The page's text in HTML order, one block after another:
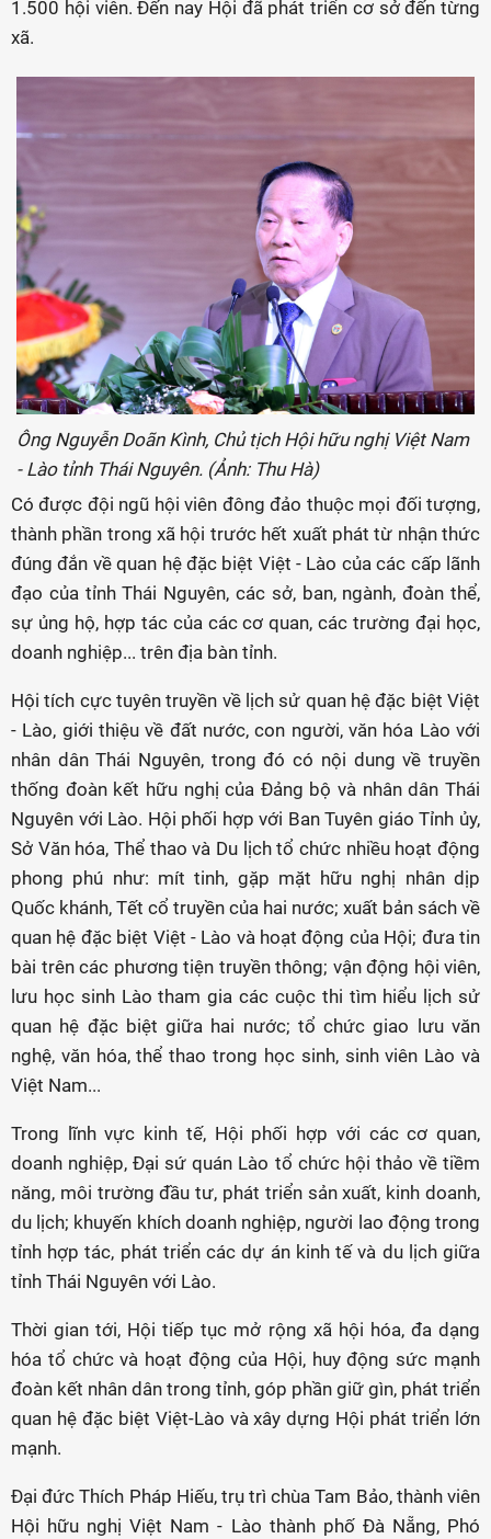
1.500 hội viên. Đến nay Hội đã phát triển cơ sở đến từng
xã.
Ông Nguyễn Doãn Kình, Chủ tịch Hội hữu nghị Việt Nam
- Lào tỉnh Thái Nguyên. (Ảnh: Thu Hà)
Có được đội ngũ hội viên đông đảo thuộc mọi đối tượng,
thành phần trong xã hội trước hết xuất phát từ nhận thức
đúng đắn về quan hệ đặc biệt Việt - Lào của các cấp lãnh
đạo của tỉnh Thái Nguyên, các sở, ban, ngành, đoàn thể,
sự ủng hộ, hợp tác của các cơ quan, các trường đại học,
doanh nghiệp... trên địa bàn tỉnh.
Hội tích cực tuyên truyền về lịch sử quan hệ đặc biệt Việt
- Lào, giới thiệu về đất nước, con người, văn hóa Lào với
nhân dân Thái Nguyên, trong đó có nội dung về truyền
thống đoàn kết hữu nghị của Đảng bộ và nhân dân Thái
Nguyên với Lào. Hội phối hợp với Ban Tuyên giáo Tỉnh ủy,
Sở Văn hóa, Thể thao và Du lịch tổ chức nhiều hoạt động
phong phú như: mít tinh, gặp mặt hữu nghị nhân dịp
Quốc khánh, Tết cổ truyền của hai nước; xuất bản sách về
quan hệ đặc biệt Việt - Lào và hoạt động của Hội; đưa tin
bài trên các phương tiện truyền thông; vận động hội viên,
lưu học sinh Lào tham gia các cuộc thi tìm hiểu lịch sử
quan hệ đặc biệt giữa hai nước; tổ chức giao lưu văn
nghệ, văn hóa, thể thao trong học sinh, sinh viên Lào và
Việt Nam...
Trong lĩnh vực kinh tế, Hội phối hợp với các cơ quan,
doanh nghiệp, Đại sứ quán Lào tổ chức hội thảo về tiềm
năng, môi trường đầu tư, phát triển sản xuất, kinh doanh,
du lịch; khuyến khích doanh nghiệp, người lao động trong
tỉnh hợp tác, phát triển các dự án kinh tế và du lịch giữa
tỉnh Thái Nguyên với Lào.
Thời gian tới, Hội tiếp tục mở rộng xã hội hóa, đa dạng
hóa tổ chức và hoạt động của Hội, huy động sức mạnh
đoàn kết nhân dân trong tỉnh, góp phần giữ gìn, phát triển
quan hệ đặc biệt Việt-Lào và xây dựng Hội phát triển lớn
mạnh.
Đại đức Thích Pháp Hiếu, trụ trì chùa Tam Bảo, thành viên
Hội hữu nghị Việt Nam - Lào thành phố Đà Nẵng, Phó